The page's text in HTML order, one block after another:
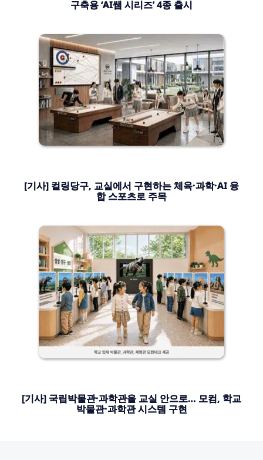
구축용 ‘AI쌤 시리즈’ 4종 출시
[기사] 컬링당구, 교실에서 구현하는 체육·과학·AI 융
합 스포츠로 주목
[기사] 국립박물관·과학관을 교실 안으로… 모컴, 학교
박물관·과학관 시스템 구현